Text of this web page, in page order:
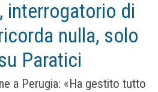
interrogatorio di
nulla, solo
Paratici
a Perugia: «Ha gestito tutto